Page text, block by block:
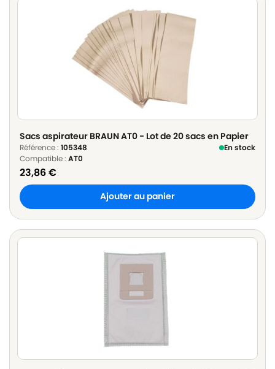
Sacs aspirateur BRAUN AT0 - Lot de 20 sacs en Papier
Référence : 105348
En stock
Compatible : AT0
23,86€
Ajouter au panier